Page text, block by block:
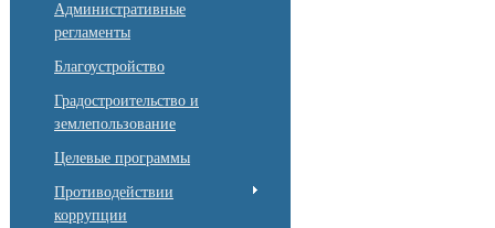
Административные
регламенты
Благоустройство
Градостроительство и
землепользование
Целевые программы
Противодействии
коррупции